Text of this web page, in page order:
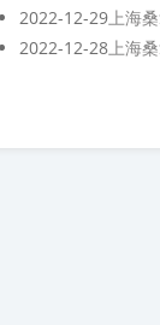
2022-12-29 上海
2022-12-28 上海